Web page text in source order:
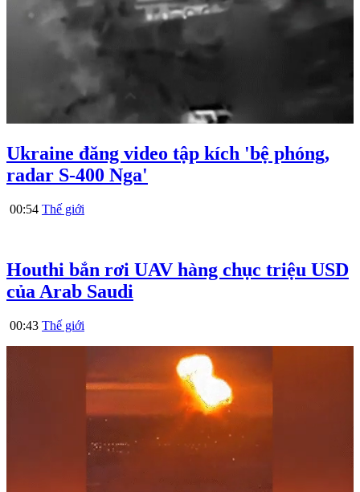
Ukraine đăng video tập kích 'bệ phóng,
radar S-400 Nga'
00:54 Thế giới
Houthi bắn rơi UAV hàng chục triệu USD
của Arab Saudi
00:43 Thế giới